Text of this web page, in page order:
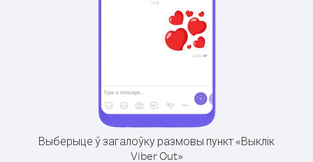
Выберыце ў загалоўку размовы пункт «Выклік
Viber Out»